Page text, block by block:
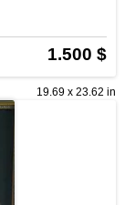
1.500 $
19.69 x 23.62 in